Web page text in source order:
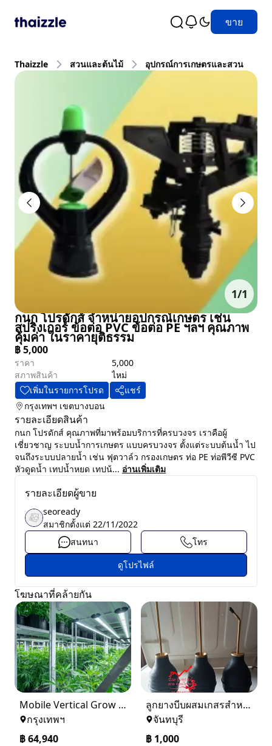
ขาย
Thaizzle สวนและต้นไม้ อุปกรณ์การเกษตรและสวน
1/1
กนก โปรดักส์ จำหน่ายอุปกรณ์เกษตร เช่น
สปริงเกอร์ ข้อต่อ PVC ข้อต่อ PE ฯลฯ คุณภาพ
คุ้มค่า ในราคายุติธรรม
฿5,000
ราคา
5,000
สภาพสินค้า
ไหม่
เพิ่มในรายการโปรด
แชร์
กรุงเทพฯ เขตบางบอน
รายละเอียดสินค้า
กนก โปรดักส์ คุณภาพที่มาพร้อมบริการที่ครบวงจร เราคือผู้
เชี่ยวชาญ ระบบน้ำการเกษตร แบบครบวงจร ตั้งแต่ระบบต้นน้ำ ไป
จนถึงระบบปลายน้ำ เช่น ฟุตวาล์ว กรองเกษตร ท่อ PE ท่อพีวีซี PVC
หัวดูดน้ำ เทปน้ำหยด เทปน้... อ่านเพิ่มเติม
รายละเอียดผู้ขาย
seoready
สมาชิกตั้งแต่ 22/11/2022
สนทนา
โทร
ดูโปรไฟล์
โฆษณาที่คล้ายกัน
Mobile Vertical Grow Rack System
กรุงเทพฯ
฿64,940
ลูกยางบีบผสมเกสรสำหรับอินทผาลัม,อินทผาลัม,ผสมเกสร,ช่อ,เนื้อเยื่อ
จันทบุรี
฿ 1,000